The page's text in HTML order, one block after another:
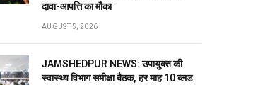
दावा-आपत्ति का मौका
AUGUST 5, 2026
JAMSHEDPUR NEWS: उपायुक्त की
स्वास्थ्य विभाग समीक्षा बैठक, हर माह 10 ब्लड